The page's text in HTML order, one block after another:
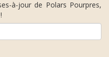
à-jour de Polars Pourpres,